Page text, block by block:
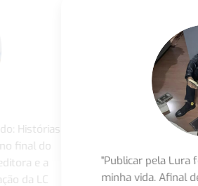
foi o divisor de águas em
de contas, encontrar uma